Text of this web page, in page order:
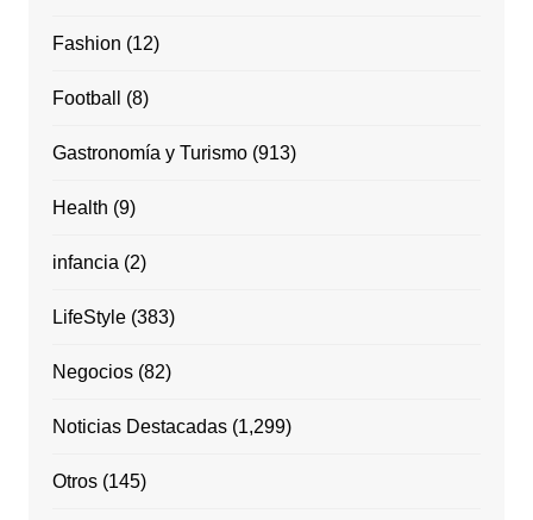
Fashion (12)
Football (8)
Gastronomía y Turismo(913)
Health (9)
infancia (2)
LifeStyle(383)
Negocios(82)
Noticias Destacadas(1,299)
Otros(145)